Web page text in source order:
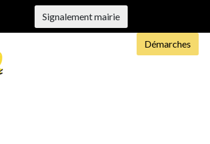
Signalement mairie
Démarches